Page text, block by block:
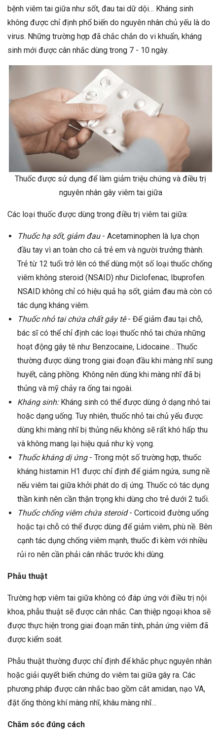
bệnh viêm tai giữa như sốt, đau tai dữ dội… Kháng sinh
không được chỉ định phổ biến do nguyên nhân chủ yếu là do
virus. Những trường hợp đã chắc chắn do vi khuẩn, kháng
sinh mới được cân nhắc dùng trong 7 - 10 ngày.
Thuốc được sử dụng để làm giảm triệu chứng và điều trị
nguyên nhân gây viêm tai giữa
Các loại thuốc được dùng trong điều trị viêm tai giữa:
Thuốc hạ sốt, giảm đau- Acetaminophen là lựa chọn
đầu tay vì an toàn cho cả trẻ em và người trưởng thành.
Trẻ từ 12 tuổi trở lên có thể dùng một số loại thuốc chống
viêm không steroid (NSAID) như Diclofenac, Ibuprofen.
NSAID không chỉ có hiệu quả hạ sốt, giảm đau mà còn có
tác dụng kháng viêm.
Thuốc nhỏ tai chứa chất gây tê- Để giảm đau tại chỗ,
bác sĩ có thể chỉ định các loại thuốc nhỏ tai chứa những
hoạt động gây tê như Benzocaine, Lidocaine… Thuốc
thường được dùng trong giai đoạn đầu khi màng nhĩ sung
huyết, căng phồng. Không nên dùng khi màng nhĩ đã bị
thủng và mỹ chảy ra ống tai ngoài.
Kháng sinh:Kháng sinh có thể được dùng ở dạng nhỏ tai
hoặc dạng uống. Tuy nhiên, thuốc nhỏ tai chủ yếu được
dùng khi màng nhĩ bị thủng nếu không sẽ rất khó hấp thu
và không mang lại hiệu quả như kỳ vọng.
Thuốc kháng dị ứng - Trong một số trường hợp, thuốc
kháng histamin H1 được chỉ định để giảm ngứa, sưng nề
nếu viêm tai giữa khởi phát do dị ứng. Thuốc có tác dụng
thần kinh nên cần thận trọng khi dùng cho trẻ dưới 2 tuổi.
Thuốc chống viêm chứa steroid- Corticoid đường uống
hoặc tại chỗ có thể được dùng để giảm viêm, phù nề. Bên
cạnh tác dụng chống viêm mạnh, thuốc đi kèm với nhiều
rủi ro nên cần phải cân nhắc trước khi dùng.
Phẫu thuật
Trường hợp viêm tai giữa không có đáp ứng với điều trị nội
khoa, phẫu thuật sẽ được cân nhắc. Can thiệp ngoại khoa sẽ
được thực hiện trong giai đoạn mãn tính, phản ứng viêm đã
được kiểm soát.
Phẫu thuật thường được chỉ định để khắc phục nguyên nhân
hoặc giải quyết biến chứng do viêm tai giữa gây ra. Các
phương pháp được cân nhắc bao gồm cắt amidan, nạo VA,
đặt ống thông khí màng nhĩ, khâu màng nhĩ…
Chăm sóc đúng cách